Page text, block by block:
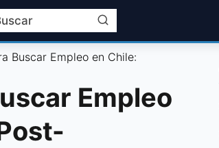
Buscar Empleo en Chile:
Empleo